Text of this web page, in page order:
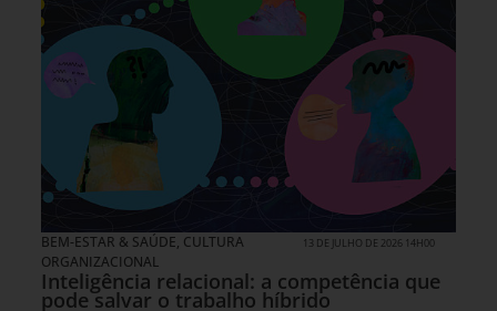
BEM-ESTAR & SAÚDE, CULTURA
ORGANIZACIONAL
13 DE JULHO DE 2026 14H00
Inteligência relacional: a competência que
pode salvar o trabalho híbrido